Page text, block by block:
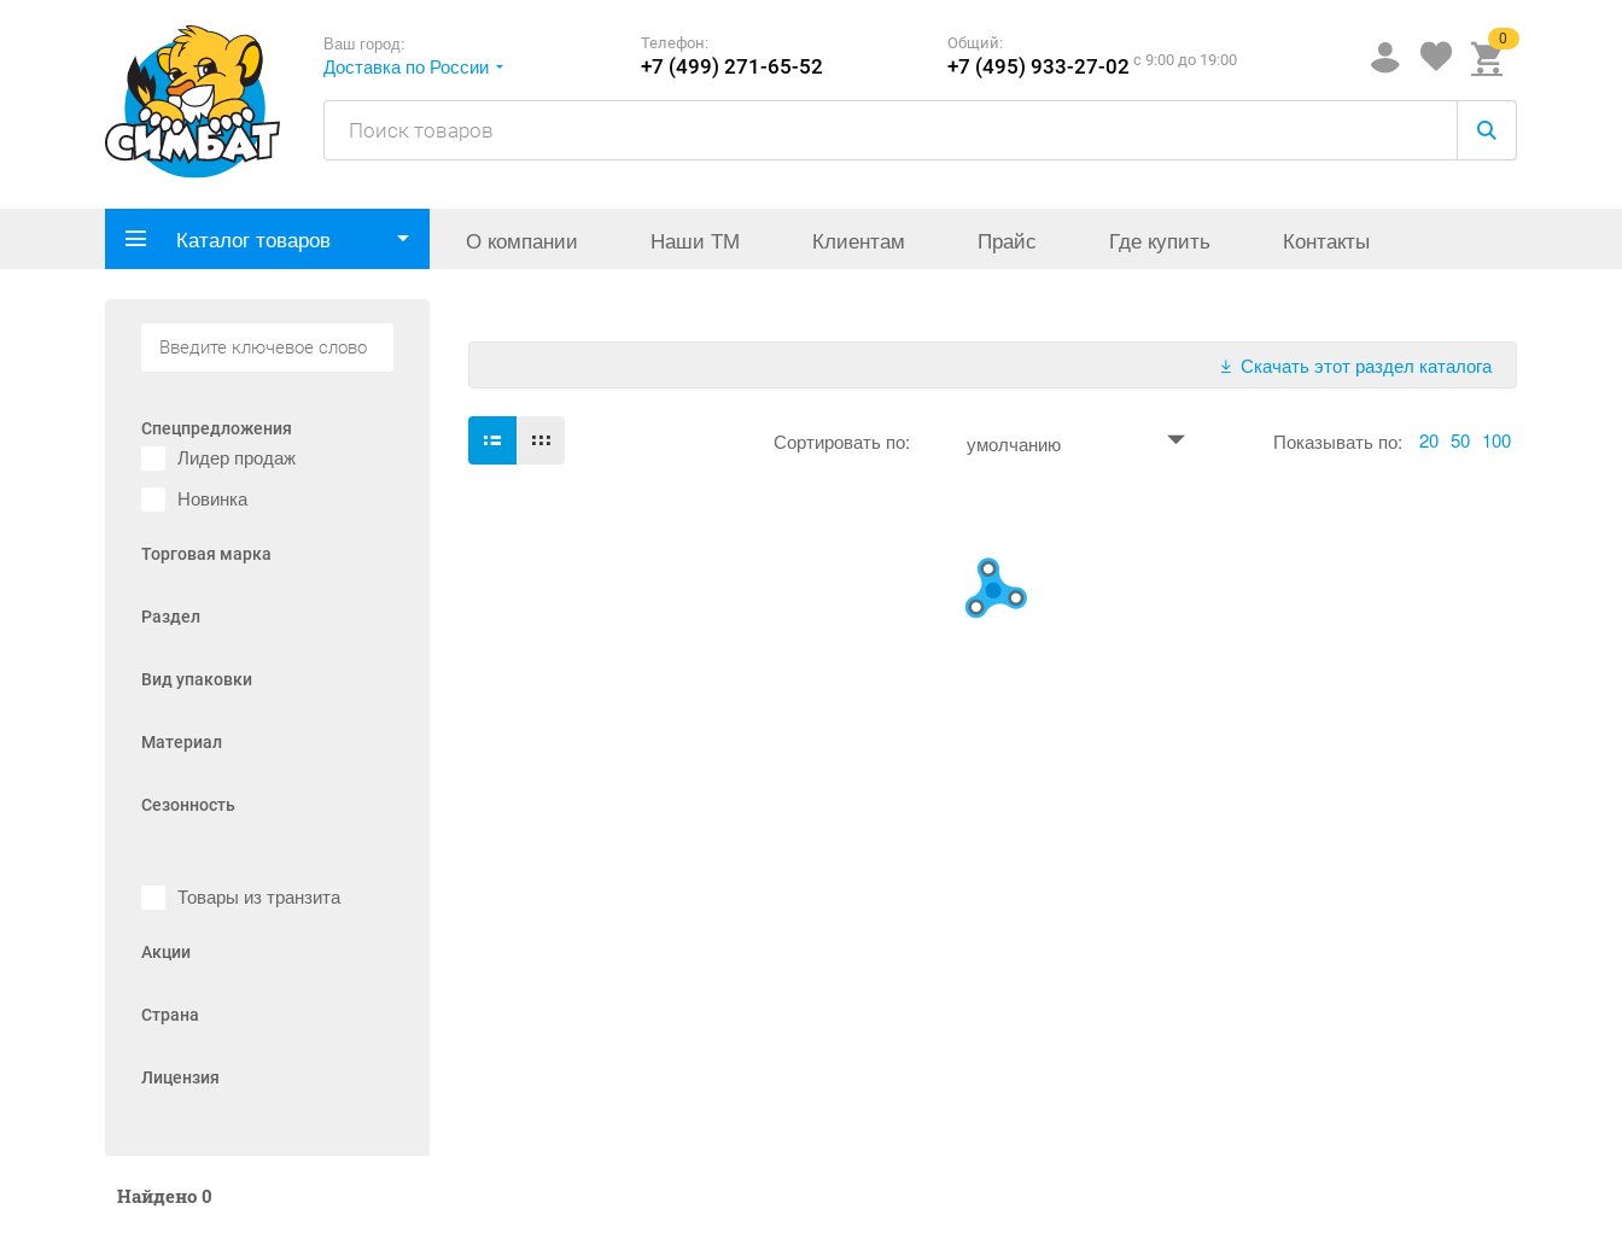
Ваш город:
Доставка по России
Телефон:
+7 (499) 271-65-52
Общий:
+7 (495) 933-27-02 c 9:00 до 19:00
0
Каталог товаров О компании Наши ТМ Клиентам Прайс Где купить Контакты
Спецпредложения
Лидер продаж
Новинка
Торговая марка
Раздел
Вид упаковки
Материал
Сезонность
Товары из транзита
Акции
Страна
Лицензия
Найдено 0
Скачать этот раздел каталога
Сортировать по: умолчанию Показывать по: 20 50 100